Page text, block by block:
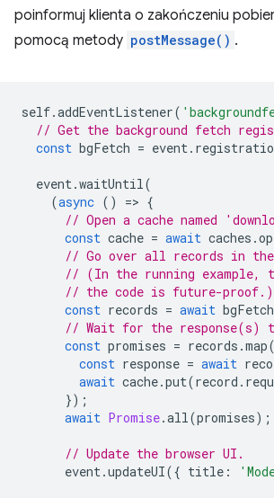
poinformuj klienta o zakończeniu
pomocą metody postMessage() .
self.addEventListener(
// Get the background fetch
const bgFetch = event.
event.waitUntil(
(async () => {
// Open a cache named
const cache = await caches .
// Go over all records in
// (In the running example,
// the code is future-proof.)
const records = await bgFetch
// Wait for the response(s)
const promises = records .map(
const response = await
await cache.put(record .
});
await Promise.all(promises);
// Update the browser UI.
event.updateUI({ title :